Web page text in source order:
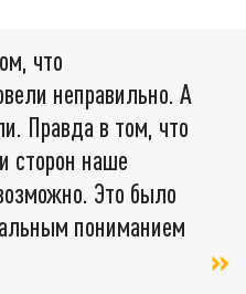
что
неправильно. А
Правда в том, что
сторон наше
Это было
пониманием